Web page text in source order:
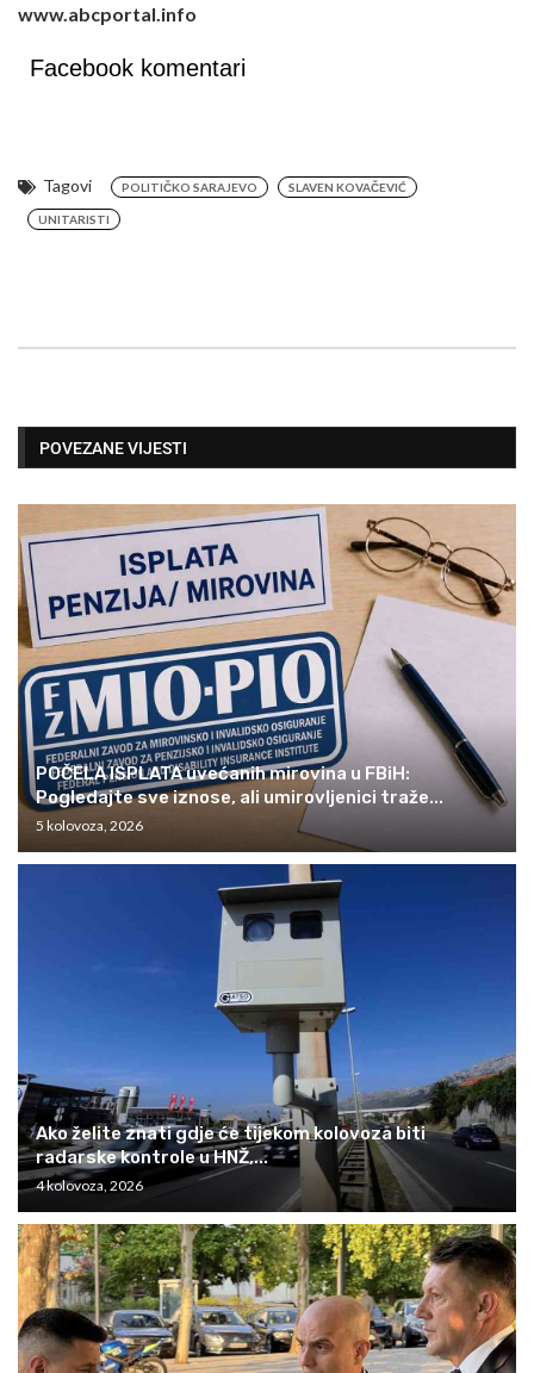
www.abcportal.info
Facebook komentari
Tagovi POLITIČKO SARAJEVO SLAVEN KOVAČEVIĆ
UNITARISTI
POVEZANE VIJESTI
POČELA ISPLATA uvećanih mirovina u FBiH:
Pogledajte sve iznose, ali umirovljenici traže...
5 kolovoza, 2026
Ako želite znati gdje će tijekom kolovoza biti
radarske kontrole u HNŽ,...
4 kolovoza, 2026